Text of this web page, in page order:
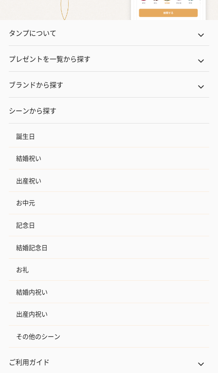
タンプについて
プレゼントを一覧から探す
ブランドから探す
シーンから探す
誕生日
結婚祝い
出産祝い
お中元
記念日
結婚記念日
お礼
結婚内祝い
出産内祝い
その他のシーン
ご利用ガイド